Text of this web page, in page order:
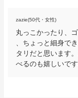
zazie(50代・女性)
丸っこかったり、
、ちょっと細身で
タリだと思います
べるのも嬉しいです